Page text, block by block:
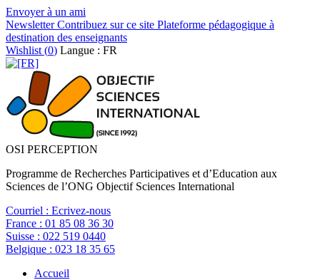
Envoyer à un ami
NewsletterContribuez sur ce site Plateforme pédagogique à
destination des enseignants
Wishlist (0) Langue : FR
OSI PERCEPTION
Programme de Recherches Participatives et d’Education aux
Sciences de l’ONG Objectif Sciences International
Courriel : Ecrivez-nous
France : 01 85 08 36 30
Suisse : 022 519 0440
Belgique : 023 18 35 65
Accueil